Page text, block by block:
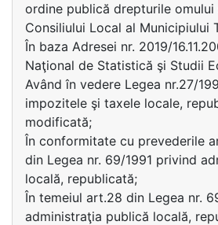
ordine publică drepturile
Consiliului Local al Municipiului
În baza Adresei nr. 2019/
Naţional de Statistică şi Studii
Având în vedere Legea nr.27/
impozitele şi taxele locale,
modificată;
În conformitate cu prevederile
din Legea nr. 69/1991 privind
locală, republicată;
În temeiul art.28 din Legea nr.
administraţia publică locală,